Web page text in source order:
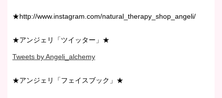
★http://www.instagram.com/natural_therapy_shop_angeli/
★アンジェリ「ツイッター」★
Tweets by Angeli_alchemy
★アンジェリ「フェイスブック」★